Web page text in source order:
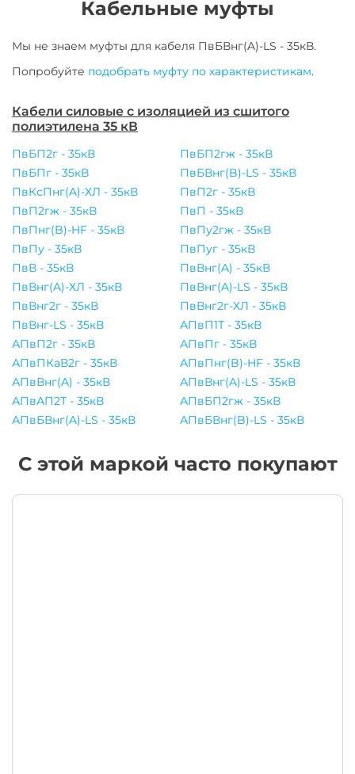
Кабельные муфты
Мы не знаем муфты для кабеля ПвБВнг(A)-LS - 35кВ.
Попробуйте подобрать муфту по характеристикам.
Кабели силовые с изоляцией из сшитого
полиэтилена 35 кВ
ПвБП2г - 35кВ
ПвБП2гж - 35кВ
ПвБПг - 35кВ
ПвБВнг(B)-LS - 35кВ
ПвКсПнг(A)-ХЛ - 35кВ
ПвП2г - 35кВ
ПвП2гж - 35кВ
ПвП - 35кВ
ПвПнг(B)-HF - 35кВ
ПвПу2гж - 35кВ
ПвПу - 35кВ
ПвПуг - 35кВ
ПвВ - 35кВ
ПвВнг(A) - 35кВ
ПвВнг(A)-ХЛ - 35кВ
ПвВнг(A)-LS - 35кВ
ПвВнг2г - 35кВ
ПвВнг2г-ХЛ - 35кВ
ПвВнг-LS - 35кВ
АПвП1Т - 35кВ
АПвП2г - 35кВ
АПвПг - 35кВ
АПвПКаВ2г - 35кВ
АПвПнг(B)-HF - 35кВ
АПвВнг(A) - 35кВ
АПвВнг(A)-LS - 35кВ
АПвАП2Т - 35кВ
АПвБП2гж - 35кВ
АПвБВнг(A)-LS - 35кВ
АПвБВнг(B)-LS - 35кВ
С этой маркой часто покупают